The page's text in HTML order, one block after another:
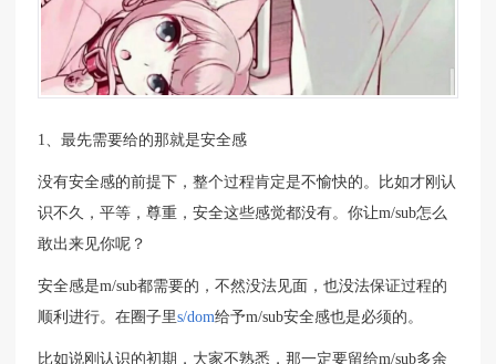
1、最先需要给的那就是安全感
没有安全感的前提下，整个过程肯定是不愉快的。比如才刚认
识不久，平等，尊重，安全这些感觉都没有。你让m/sub怎么
敢出来见你呢？
安全感是m/sub都需要的，不然没法见面，也没法保证过程的
顺利进行。在圈子里s/dom给予m/sub安全感也是必须的。
比如说刚认识的初期，大家不熟悉，那一定要留给m/sub多余